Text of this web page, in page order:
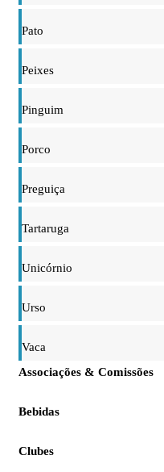
Pato
Peixes
Pinguim
Porco
Preguiça
Tartaruga
Unicórnio
Urso
Vaca
Associações & Comissões
Bebidas
Clubes